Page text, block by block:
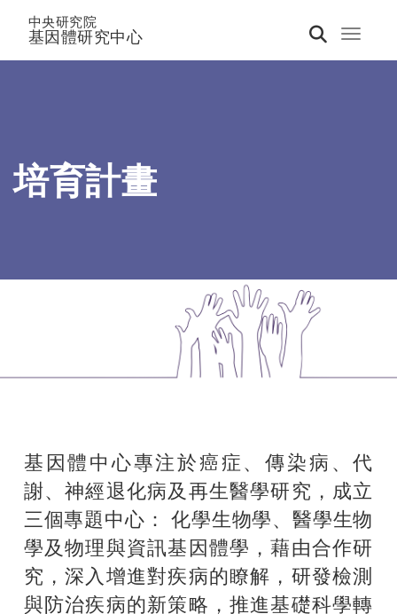
Toggle
中央研究院
基因體研究中心
培育計畫
基因體中心專注於癌症、傳染病、代
謝、神經退化病及再生醫學研究，成立
三個專題中心： 化學生物學、醫學生物
學及物理與資訊基因體學，藉由合作研
究，深入增進對疾病的瞭解，研發檢測
與防治疾病的新策略，推進基礎科學轉